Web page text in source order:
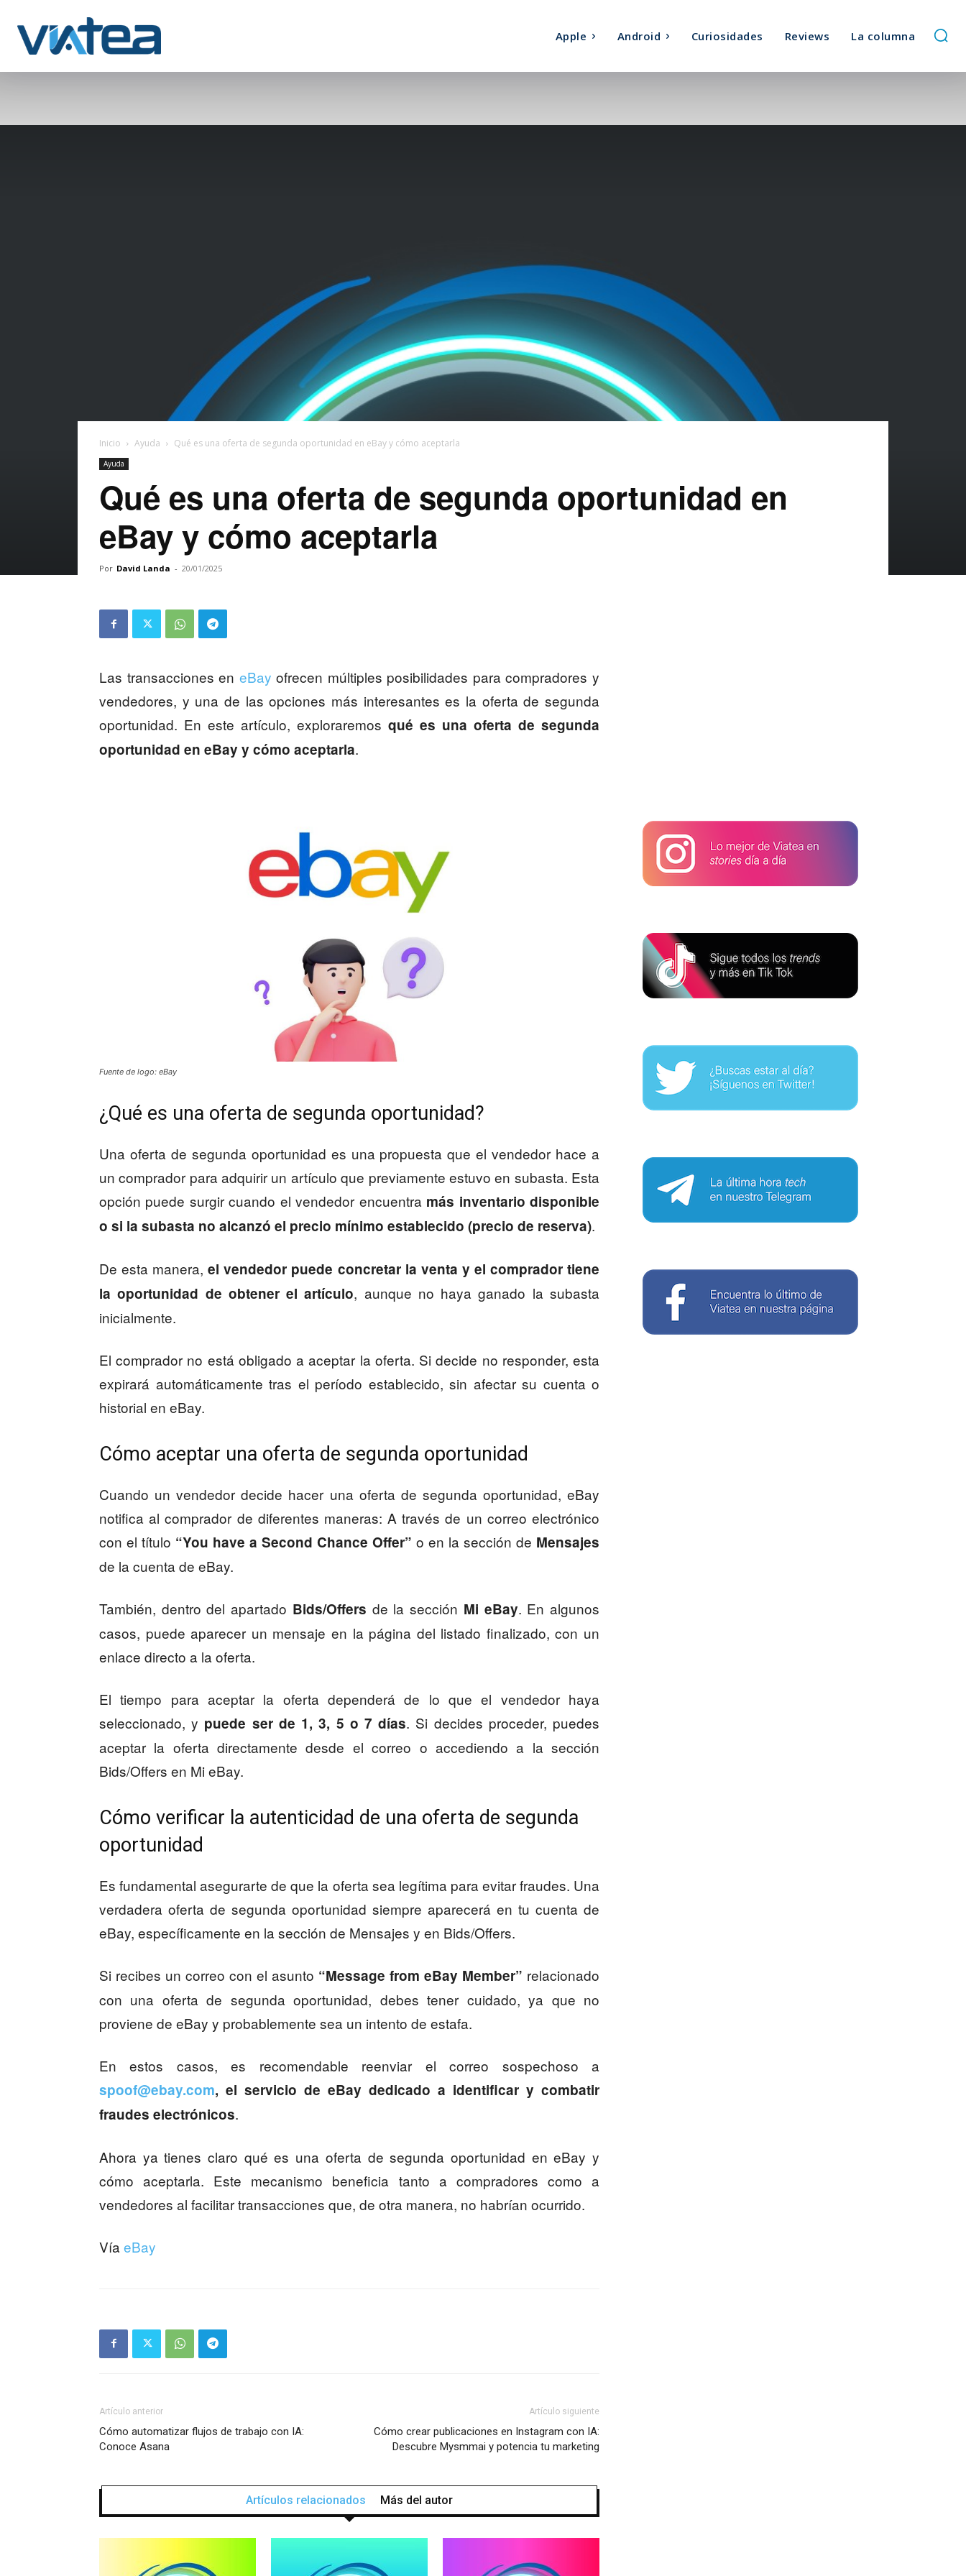
Apple Android Curiosidades Reviews La columna
Inicio Ayuda Qué es una oferta de segunda oportunidad en eBay y cómo aceptarla
Ayuda
Qué es una oferta de segunda oportunidad en
eBay y cómo aceptarla
Por David Landa - 20/01/2025
Las transacciones en eBay ofrecen múltiples posibilidades para compradores y
vendedores, y una de las opciones más interesantes es la oferta de segunda
oportunidad. En este artículo, exploraremos qué es una oferta de segunda
oportunidad en eBay y cómo aceptarla.
Fuente de logo: eBay
¿Qué es una oferta de segunda oportunidad?
Una oferta de segunda oportunidad es una propuesta que el vendedor hace a
un comprador para adquirir un artículo que previamente estuvo en subasta. Esta
opción puede surgir cuando el vendedor encuentra más inventario disponible
o si la subasta no alcanzó el precio mínimo establecido (precio de reserva).
De esta manera,el vendedor puede concretar la venta y el comprador tiene
la oportunidad de obtener el artículo, aunque no haya ganado la subasta
inicialmente.
El comprador no está obligado a aceptar la oferta. Si decide no responder, esta
expirará automáticamente tras el período establecido, sin afectar su cuenta o
historial en eBay.
Cómo aceptar una oferta de segunda oportunidad
Cuando un vendedor decide hacer una oferta de segunda oportunidad, eBay
notifica al comprador de diferentes maneras: A través de un correo electrónico
con el título “You have a Second Chance Offer” o en la sección de Mensajes
de la cuenta de eBay.
También, dentro del apartado Bids/Offers de la sección Mi eBay. En algunos
casos, puede aparecer un mensaje en la página del listado finalizado, con un
enlace directo a la oferta.
El tiempo para aceptar la oferta dependerá de lo que el vendedor haya
seleccionado, y puede ser de 1, 3, 5 o 7 días. Si decides proceder, puedes
aceptar la oferta directamente desde el correo o accediendo a la sección
Bids/Offers en Mi eBay.
Cómo verificar la autenticidad de una oferta de segunda
oportunidad
Es fundamental asegurarte de que la oferta sea legítima para evitar fraudes. Una
verdadera oferta de segunda oportunidad siempre aparecerá en tu cuenta de
eBay, específicamente en la sección de Mensajes y en Bids/Offers.
Si recibes un correo con el asunto “Message from eBay Member” relacionado
con una oferta de segunda oportunidad, debes tener cuidado, ya que no
proviene de eBay y probablemente sea un intento de estafa.
En estos casos, es recomendable reenviar el correo sospechoso a
spoof@ebay.com, el servicio de eBay dedicado a identificar y combatir
fraudes electrónicos.
Ahora ya tienes claro qué es una oferta de segunda oportunidad en eBay y
cómo aceptarla. Este mecanismo beneficia tanto a compradores como a
vendedores al facilitar transacciones que, de otra manera, no habrían ocurrido.
Vía eBay
Artículo anterior
Cómo automatizar flujos de trabajo con IA:
Conoce Asana
Artículo siguiente
Cómo crear publicaciones en Instagram con IA:
Descubre Mysmmai y potencia tu marketing
Artículos relacionados Más del autor